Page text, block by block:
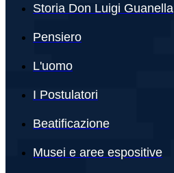
Storia Don Luigi Guanella
Pensiero
L'uomo
I Postulatori
Beatificazione
Musei e aree espositive